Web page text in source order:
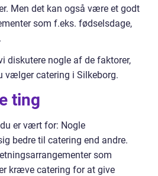
Men det kan også være et godt
som f.eks. fødselsdage,
diskutere nogle af de faktorer,
vælger catering i Silkeborg.
ting
er vært for: Nogle
bedre til catering end andre.
som
kræve catering for at give